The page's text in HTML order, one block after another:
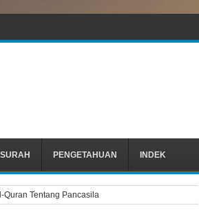
SURAH PENGETAHUAN INDEK
Quran Tentang Pancasila